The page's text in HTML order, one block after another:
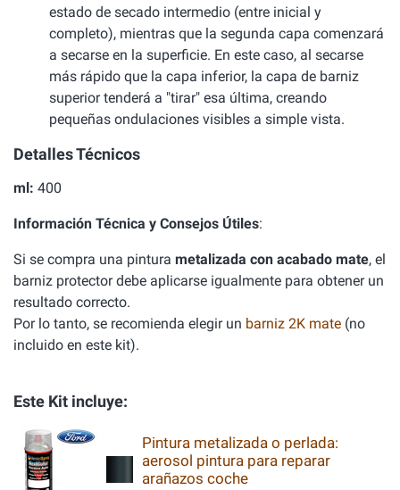
estado de secado intermedio (entre inicial y
completo), mientras que la segunda capa comenzará
a secarse en la superficie. En este caso, al secarse
más rápido que la capa inferior, la capa de barniz
superior tenderá a "tirar" esa última, creando
pequeñas ondulaciones visibles a simple vista.
Detalles Técnicos
ml: 400
Información Técnica y Consejos Útiles:
Si se compra una pintura metalizada con acabado mate, el
barniz protector debe aplicarse igualmente para obtener un
resultado correcto.
Por lo tanto, se recomienda elegir un barniz 2K mate (no
incluido en este kit).
Este Kit incluye:
Pintura metalizada o perlada:
aerosol pintura para reparar
arañazos coche